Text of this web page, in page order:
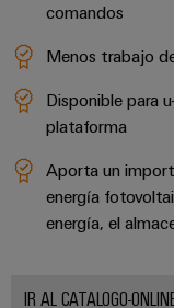
comandos
Menos trabajo
Disponible para
plataforma
Aporta un
energía
energía, el
IR AL CATALOGO-